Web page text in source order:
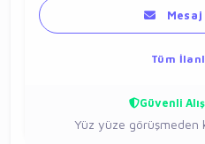
Tüm
Güvenli
Yüz yüze görüşmeden